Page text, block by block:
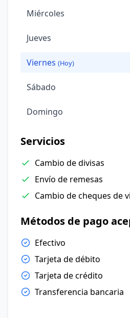
Miércoles
Jueves
Viernes (Hoy)
Sábado
Domingo
Servicios
Cambio de divisas
Envío de remesas
Cambio de cheques de
Métodos de pago
Efectivo
Tarjeta de débito
Tarjeta de crédito
Transferencia bancaria